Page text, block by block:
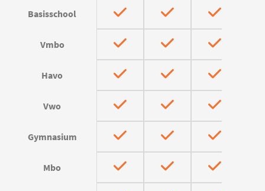
Basisschool
Vmbo
Havo
Vwo
Gymnasium
Mbo